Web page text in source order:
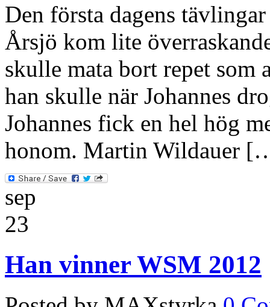
Den första dagens
Årsjö kom lite
skulle mata bort repet som
han skulle när Johannes
Johannes fick en hel hög
honom. Martin Wildauer
sep
23
Han vinner WSM 2012